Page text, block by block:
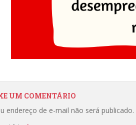
UM COMENTÁRIO
endereço de e-mail não será publicado.